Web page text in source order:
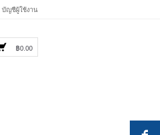
บัญชีผู้ใช้งาน
฿0.00